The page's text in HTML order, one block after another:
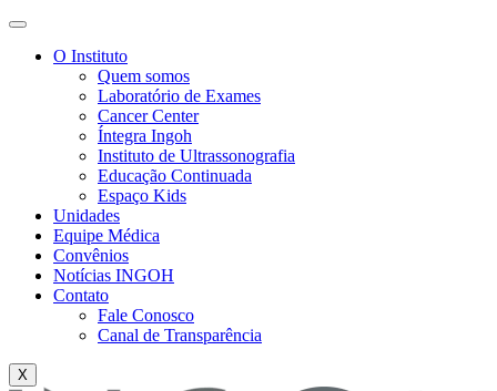
O Instituto
Quem somos
Laboratório de Exames
Cancer Center
Íntegra Ingoh
Instituto de Ultrassonografia
Educação Continuada
Espaço Kids
Unidades
Equipe Médica
Convênios
Notícias INGOH
Contato
Fale Conosco
Canal de Transparência
X